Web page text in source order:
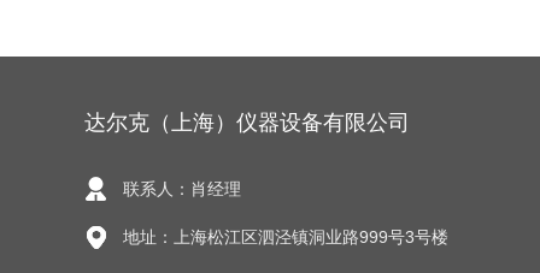
达尔克（上海）仪器设备有限公司
联系人：肖经理
地址：上海松江区泗泾镇洞业路999号3号楼